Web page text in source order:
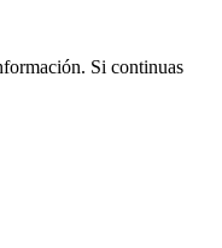
Si continuas